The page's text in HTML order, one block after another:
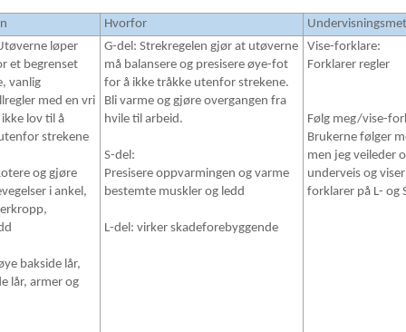
Hvorfor
løper
et begrenset
vanlig
med en vri
lov til å
strekene
og gjøre
i ankel,
bakside lår,
lår, armer og
G-del: Strekregelen gjør at utøverne
må balansere og presisere øye-fot
for å ikke tråkke utenfor strekene.
Bli varme og gjøre overgangen fra
hvile til arbeid.
S-del:
Presisere oppvarmingen og varme
bestemte muskler og ledd
L-del: virker skadeforebyggende
Vise-forklare:
Forklarer regler
Følg meg/vise-
Brukerne følger
men jeg veileder
underveis og
forklarer på L- og